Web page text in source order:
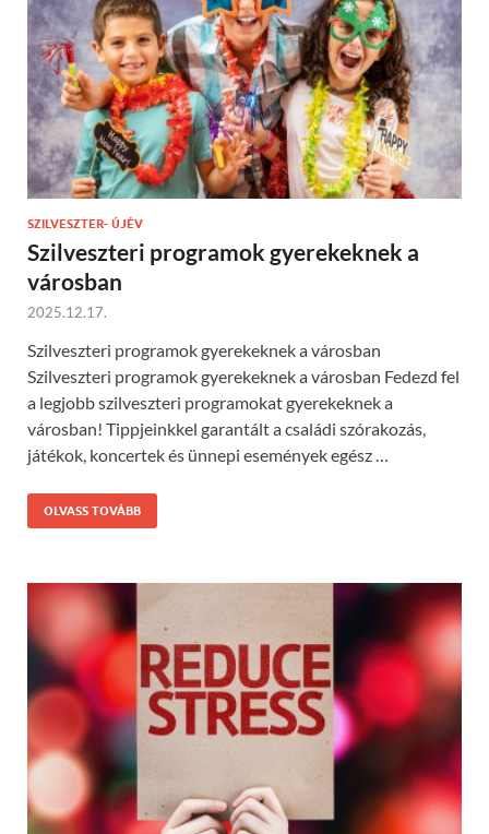
SZILVESZTER- ÚJÉV
Szilveszteri programok gyerekeknek a
városban
2025.12.17.
Szilveszteri programok gyerekeknek a városban
Szilveszteri programok gyerekeknek a városban Fedezd fel
a legjobb szilveszteri programokat gyerekeknek a
városban! Tippjeinkkel garantált a családi szórakozás,
játékok, koncertek és ünnepi események egész …
OLVASS TOVÁBB